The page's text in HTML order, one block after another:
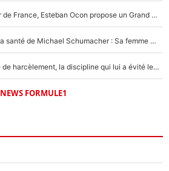
Comme pour le final du Tour de France, Esteban Ocon propose un Grand Prix de Formule 1 à Paris : «Autour de l’Arc de Triomphe, ce serait génial» !
Nouvelle rumeur autour de la santé de Michael Schumacher : Sa femme Corinna sort du silence
F1 - Lewis Hamilton victime de harcèlement, la discipline qui lui a évité le pire : «J'aurais probablement mal tourné»
NEWS FORMULE1